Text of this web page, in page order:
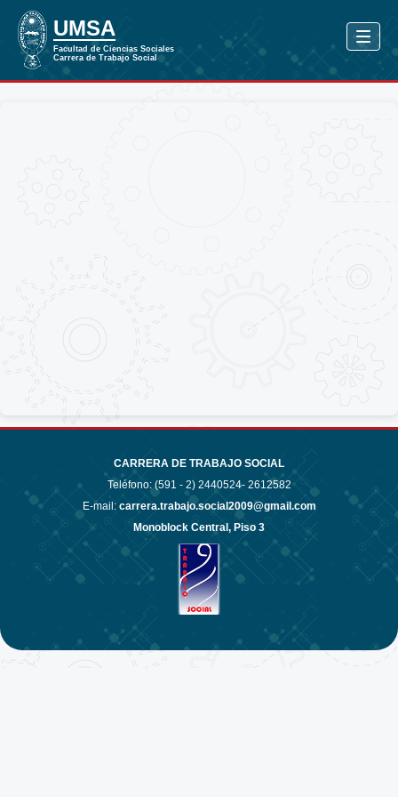
CARRERA DE TRABAJO SOCIAL
Teléfono: (591 - 2) 2440524- 2612582
E-mail: carrera.trabajo.social2009@gmail.com
Monoblock Central, Piso 3